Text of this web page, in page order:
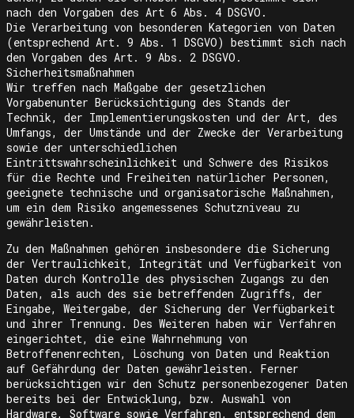
nach den Vorgaben des Art 6 Abs. 4 DSGVO.
Die Verarbeitung von besonderen Kategorien von Daten
(entsprechend Art. 9 Abs. 1 DSGVO) bestimmt sich nach
den Vorgaben des Art. 9 Abs. 2 DSGVO.
Sicherheitsmaßnahmen
Wir treffen nach Maßgabe der gesetzlichen
Vorgabenunter Berücksichtigung des Stands der
Technik, der Implementierungskosten und der Art, des
Umfangs, der Umstände und der Zwecke der Verarbeitung
sowie der unterschiedlichen
Eintrittswahrscheinlichkeit und Schwere des Risikos
für die Rechte und Freiheiten natürlicher Personen,
geeignete technische und organisatorische Maßnahmen,
um ein dem Risiko angemessenes Schutzniveau zu
gewährleisten.
Zu den Maßnahmen gehören insbesondere die Sicherung
der Vertraulichkeit, Integrität und Verfügbarkeit von
Daten durch Kontrolle des physischen Zugangs zu den
Daten, als auch des sie betreffenden Zugriffs, der
Eingabe, Weitergabe, der Sicherung der Verfügbarkeit
und ihrer Trennung. Des Weiteren haben wir Verfahren
eingerichtet, die eine Wahrnehmung von
Betroffenenrechten, Löschung von Daten und Reaktion
auf Gefährdung der Daten gewährleisten. Ferner
berücksichtigen wir den Schutz personenbezogener Daten
bereits bei der Entwicklung, bzw. Auswahl von
Hardware, Software sowie Verfahren, entsprechend dem